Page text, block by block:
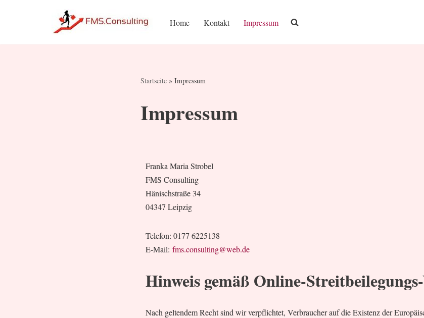
Home Kontakt Impressum
Startseite» Impressum
Impressum
Franka Maria Strobel
FMS Consulting
Hänischstraße 34
04347 Leipzig
Telefon: 0177 6225138
E-Mail: fms.consulting@web.de
Hinweis gemäß Online-
Nach geltendem Recht sind wir verpflichtet, Verbraucher auf die Existenz der